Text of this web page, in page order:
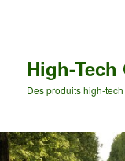
High-Tech
Des produits high-